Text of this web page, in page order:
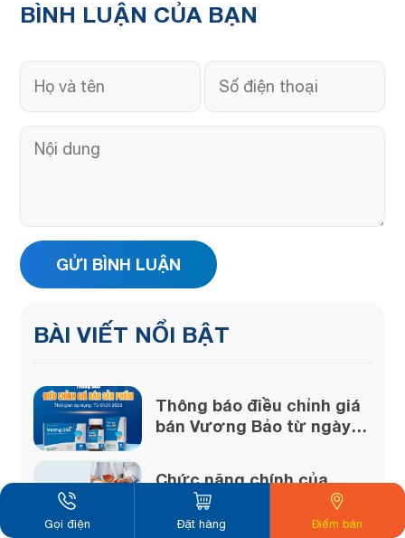
BÌNH LUẬN CỦA BẠN
BÀI VIẾT NỔI BẬT
Thông báo điều chỉnh giá
bán Vương Bảo từ ngày
Chức năng chính của
tuyến tiền liệt là gì?
Gọi điện Đặt hàng Điểm bán